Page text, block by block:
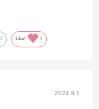
て選べる」システムが
3 Like! 3
2024.9.1